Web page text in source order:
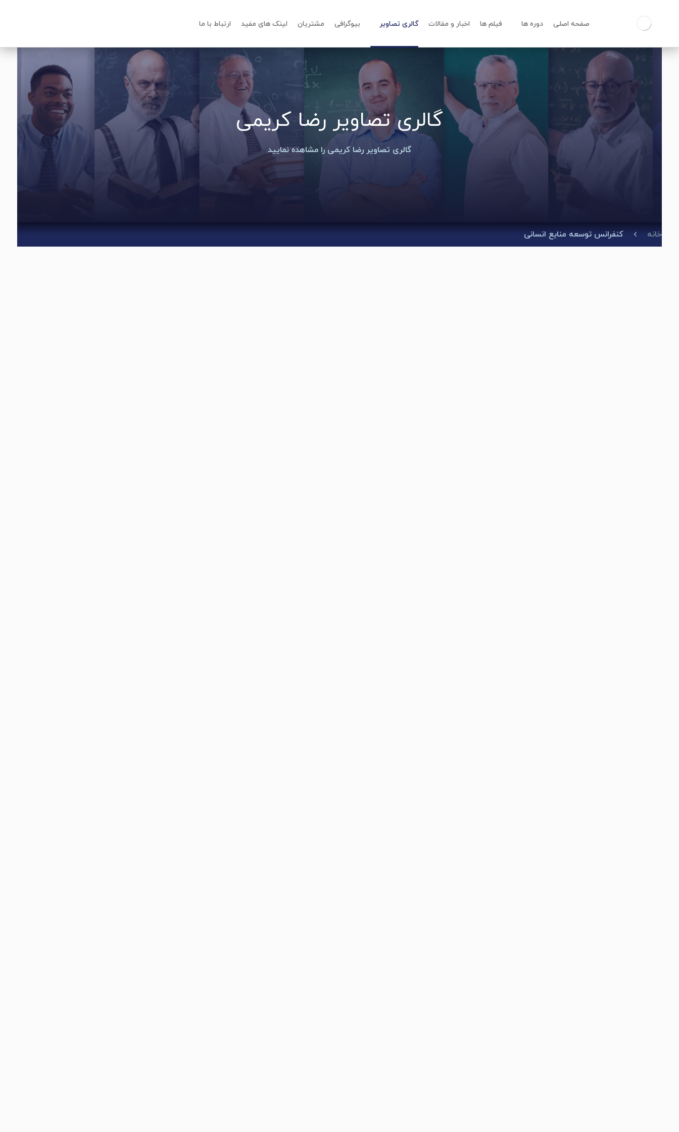
صفحه اصلی دوره ها فیلم ها اخبار و مقالات گالری تصاویر بیوگرافی مشتریان لینک های مفید ارتباط با ما
گالری تصاویر رضا کریمی
گالری تصاویر رضا کریمی را مشاهده نمایید
خانه کنفرانس توسعه منایع انسانی